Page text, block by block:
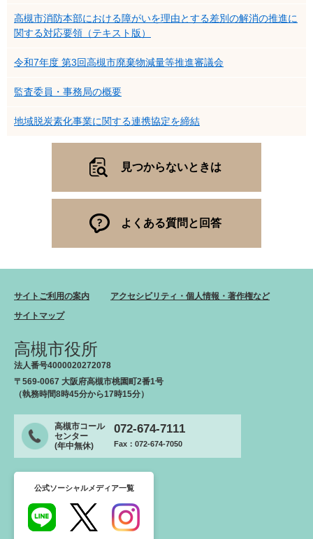
高槻市消防本部における障がいを理由とする差別の解消の推進に
関する対応要領（テキスト版）
令和7年度 第3回高槻市廃棄物減量等推進審議会
監査委員・事務局の概要
地域脱炭素化事業に関する連携協定を締結
見つからないときは
よくある質問と回答
サイトご利用の案内
アクセシビリティ・個人情報・著作権など
サイトマップ
高槻市役所
法人番号4000020272078
〒569-0067 大阪府高槻市桃園町2番1号
（執務時間8時45分から17時15分）
高槻市コール
センター
(年中無休)
072-674-7111
Fax：072-674-7050
公式ソーシャルメディア一覧